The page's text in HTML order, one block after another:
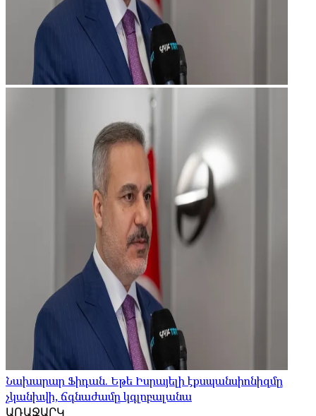
Նախարար Ֆիդան. Եթե Իսրայելի էքսպանսիոնիզմը
չկանխվի, ճգնաժամը կգլոբալանա
ԱՌԱՋԱՐԿ